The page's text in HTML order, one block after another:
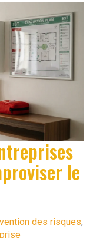
le
des risques,